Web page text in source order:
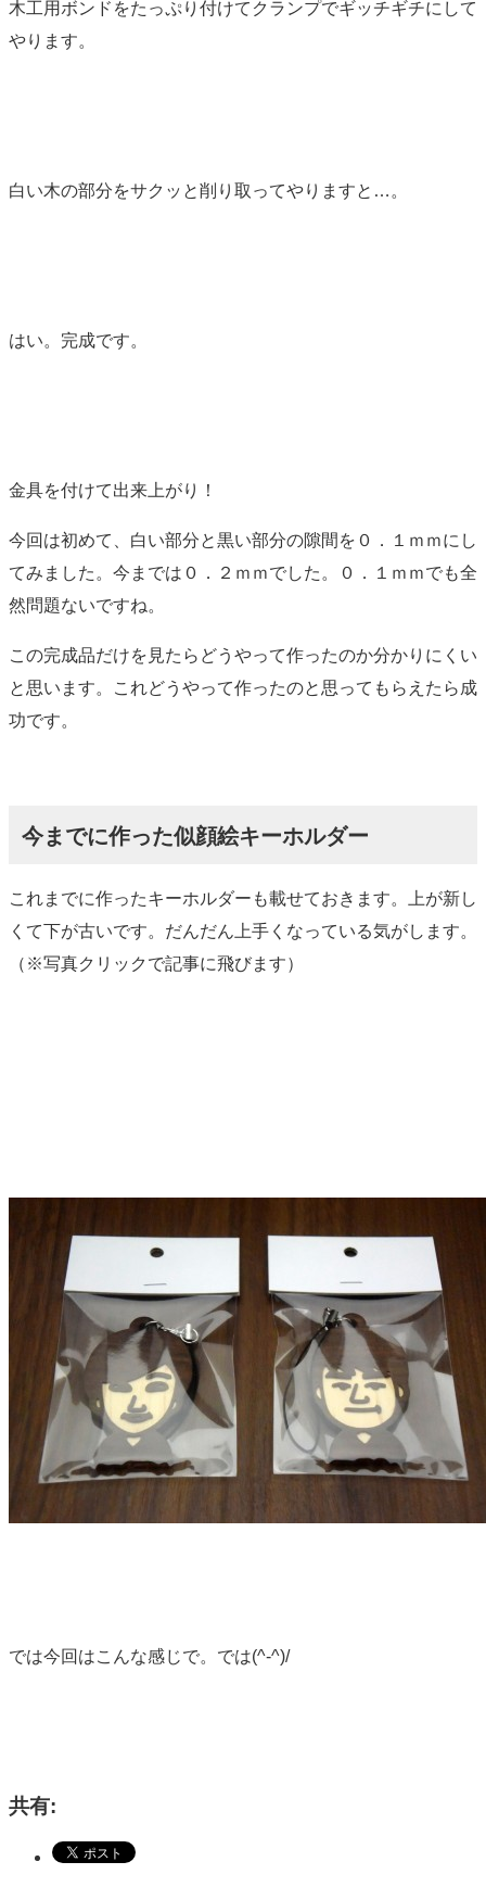
木工用ボンドをたっぷり付けてクランプでギッチギチにして
やります。
白い木の部分をサクッと削り取ってやりますと…。
はい。完成です。
金具を付けて出来上がり！
今回は初めて、白い部分と黒い部分の隙間を０．１ｍｍにし
てみました。今までは０．２ｍｍでした。０．１ｍｍでも全
然問題ないですね。
この完成品だけを見たらどうやって作ったのか分かりにくい
と思います。これどうやって作ったのと思ってもらえたら成
功です。
今までに作った似顔絵キーホルダー
これまでに作ったキーホルダーも載せておきます。上が新し
くて下が古いです。だんだん上手くなっている気がします。
（※写真クリックで記事に飛びます）
では今回はこんな感じで。では(^-^)/
共有: